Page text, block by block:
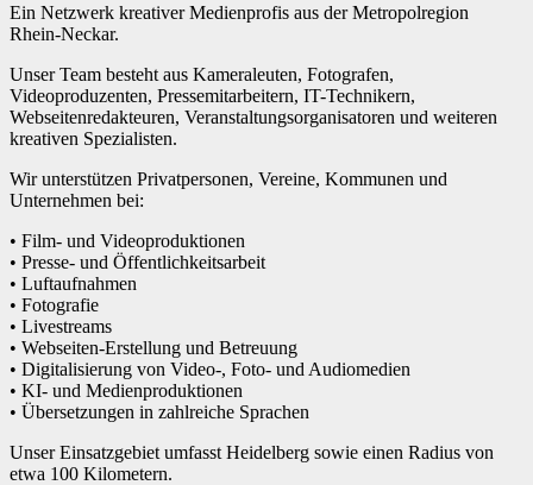
Ein Netzwerk kreativer Medienprofis aus der Metropolregion
Rhein-Neckar.
Unser Team besteht aus Kameraleuten, Fotografen,
Videoproduzenten, Pressemitarbeitern, IT-Technikern,
Webseitenredakteuren, Veranstaltungsorganisatoren und weiteren
kreativen Spezialisten.
Wir unterstützen Privatpersonen, Vereine, Kommunen und
Unternehmen bei:
• Film- und Videoproduktionen
• Presse- und Öffentlichkeitsarbeit
• Luftaufnahmen
• Fotografie
• Livestreams
• Webseiten-Erstellung und Betreuung
• Digitalisierung von Video-, Foto- und Audiomedien
• KI- und Medienproduktionen
• Übersetzungen in zahlreiche Sprachen
Unser Einsatzgebiet umfasst Heidelberg sowie einen Radius von
etwa 100 Kilometern.